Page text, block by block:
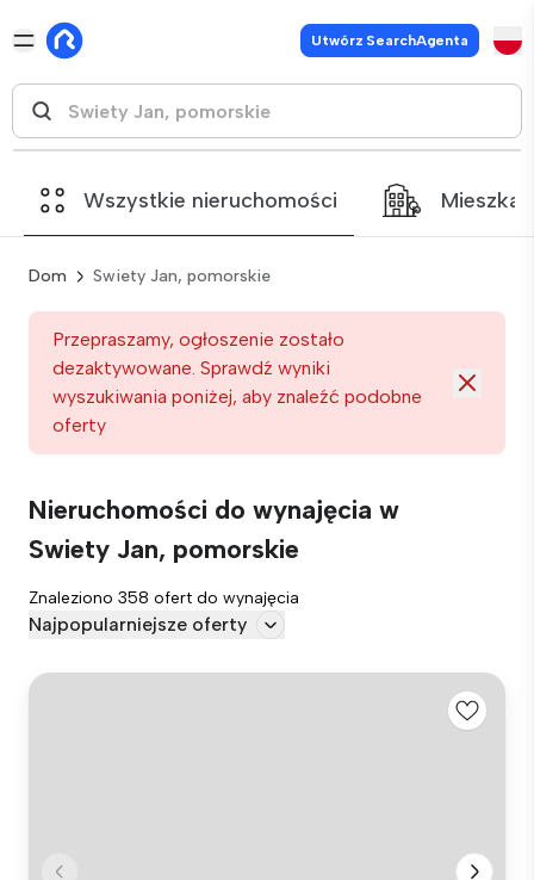
Utwórz SearchAgenta
Wszystkie nieruchomości
Dom Swiety Jan, pomorskie
Przepraszamy, ogłoszenie zostało
dezaktywowane. Sprawdź wyniki
wyszukiwania poniżej, aby znaleźć podobne
oferty
Nieruchomości do wynajęcia w
Swiety Jan, pomorskie
Znaleziono 358 ofert do wynajęcia
Najpopularniejsze oferty